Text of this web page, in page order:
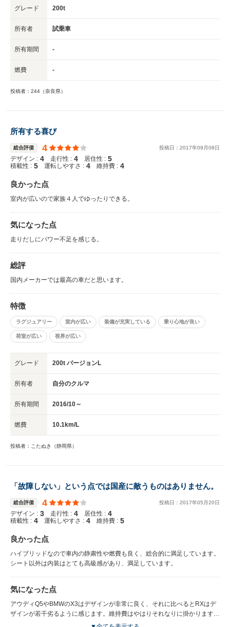
グレード 200t
所有者 試乗車
所有期間 -
燃費 -
投稿者：244（奈良県）
所有する喜び
総合評価 4 投稿日： 2017年09 月08日
デザイン : 4 走行性 : 4 居住性 : 5
積載性 : 5 運転しやすさ : 4 維持費 : 4
良かった点
室内が広いので家族４人でゆったりできる。
気になった点
走りだしにパワー不足を感じる。
総評
国内メーカーでは最高の車だと思います。
特徴
ラグジュアリー 室内が広い 装備が充実している 乗り心地が良い
荷室が広い 視界が広い
グレード 200t バージョンL
所有者 自分のクルマ
所有期間 2016/10～
燃費 10.1km/L
投稿者：こたぬき（静岡県）
「故障しない」という点では国産に敵うものはありません。
総合評価 4 投稿日： 2017年05 月20日
デザイン : 3 走行性 : 4 居住性 : 4
積載性 : 4 運転しやすさ : 4 維持費 : 5
良かった点
ハイブリッドなので車内の静粛性や燃費も良く、総合的に満足しています。
シート以外は内装はとても高級感があり、満足しています。
気になった点
アウディQ5やBMWのX3はデザインが非常に良く、それに比べるとRXはデ
ザインが若干劣るように感じます。維持費はやはりそれなりに掛かります。
シートは長時間乗ってると疲れてくるので、ひょっとしたら身体に合ってな